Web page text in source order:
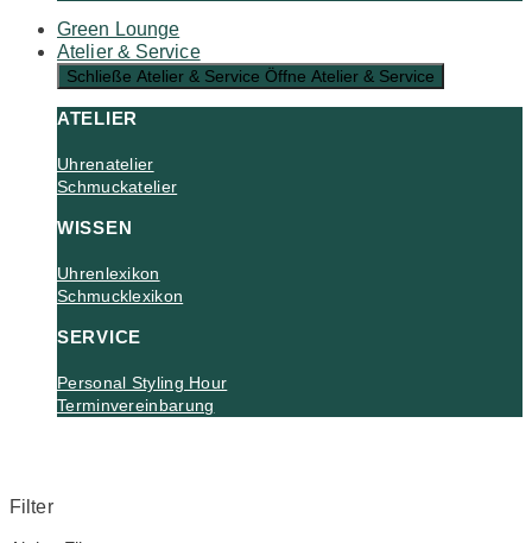
Green Lounge
Atelier & Service
Schließe Atelier & Service Öffne Atelier & Service
ATELIER
Uhrenatelier
Schmuckatelier
WISSEN
Uhrenlexikon
Schmucklexikon
SERVICE
Personal Styling Hour
Terminvereinbarung
Filter